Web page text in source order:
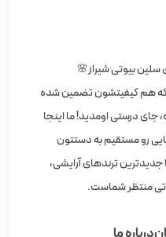
سلین بیوتی شیراز🌸
که هم کیفیتشون تضمین شده
درستی اومدید! ما اینجا
رو مستقیم به دستتون
جدیدترین ترندهای آرایشی،
منتظر شماست.